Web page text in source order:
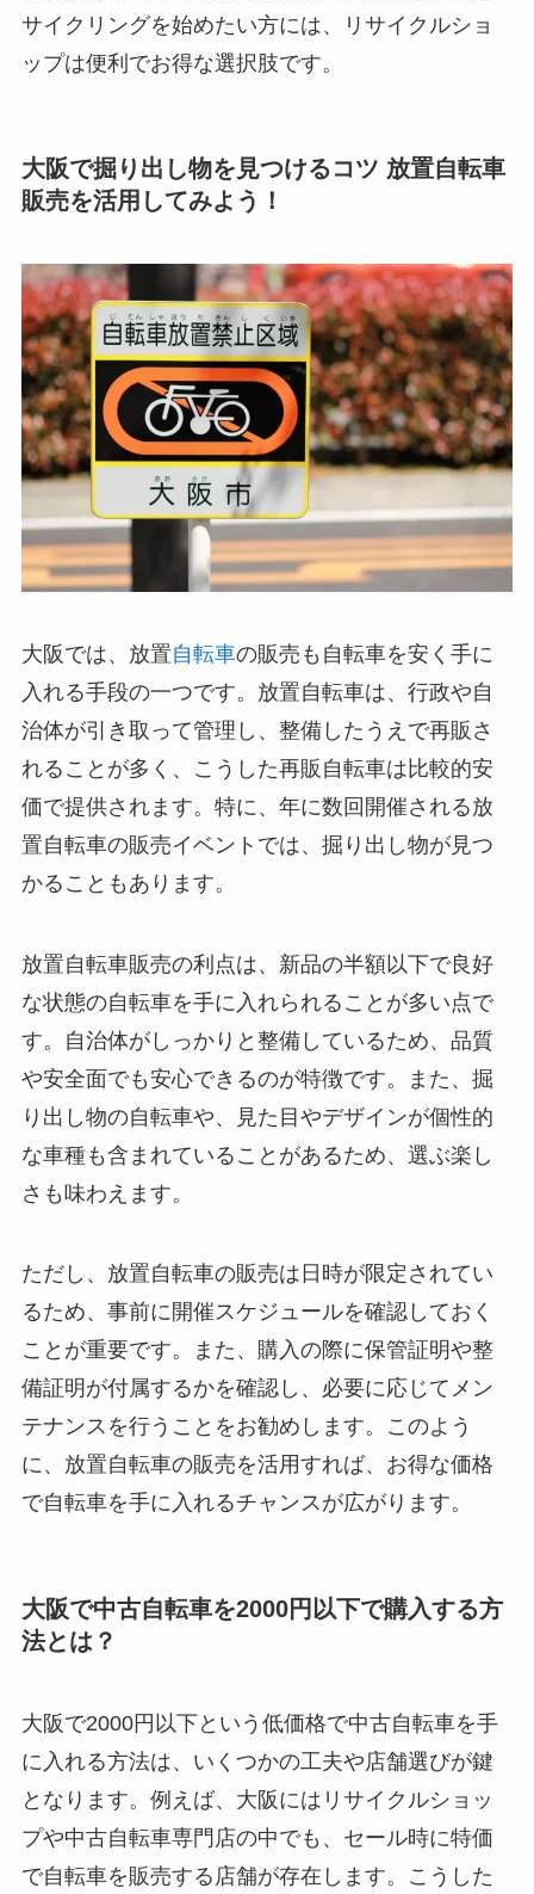
サイクリングを始めたい方には、リサイクルショ
ップは便利でお得な選択肢です。
大阪で掘り出し物を見つけるコツ 放置自転車
販売を活用してみよう！
大阪では、放置自転車の販売も自転車を安く手に
入れる手段の一つです。放置自転車は、行政や自
治体が引き取って管理し、整備したうえで再販さ
れることが多く、こうした再販自転車は比較的安
価で提供されます。特に、年に数回開催される放
置自転車の販売イベントでは、掘り出し物が見つ
かることもあります。
放置自転車販売の利点は、新品の半額以下で良好
な状態の自転車を手に入れられることが多い点で
す。自治体がしっかりと整備しているため、品質
や安全面でも安心できるのが特徴です。また、掘
り出し物の自転車や、見た目やデザインが個性的
な車種も含まれていることがあるため、選ぶ楽し
さも味わえます。
ただし、放置自転車の販売は日時が限定されてい
るため、事前に開催スケジュールを確認しておく
ことが重要です。また、購入の際に保管証明や整
備証明が付属するかを確認し、必要に応じてメン
テナンスを行うことをお勧めします。このよう
に、放置自転車の販売を活用すれば、お得な価格
で自転車を手に入れるチャンスが広がります。
大阪で中古自転車を2000円以下で購入する方
法とは？
大阪で2000円以下という低価格で中古自転車を手
に入れる方法は、いくつかの工夫や店舗選びが鍵
となります。例えば、大阪にはリサイクルショッ
プや中古自転車専門店の中でも、セール時に特価
で自転車を販売する店舗が存在します。こうした